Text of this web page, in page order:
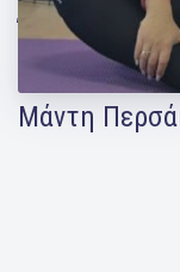
Ένα πλήρες
ασκήσεων
Μάντη